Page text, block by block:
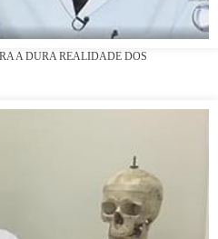
A DURA REALIDADE DOS